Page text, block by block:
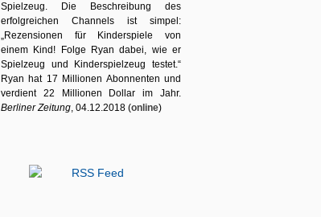
Spielzeug. Die Beschreibung des
erfolgreichen Channels ist simpel:
„Rezensionen für Kinderspiele von
einem Kind! Folge Ryan dabei, wie er
Spielzeug und Kinderspielzeug testet.“
Ryan hat 17 Millionen Abonnenten und
verdient 22 Millionen Dollar im Jahr.
Berliner Zeitung, 04.12.2018 (online)